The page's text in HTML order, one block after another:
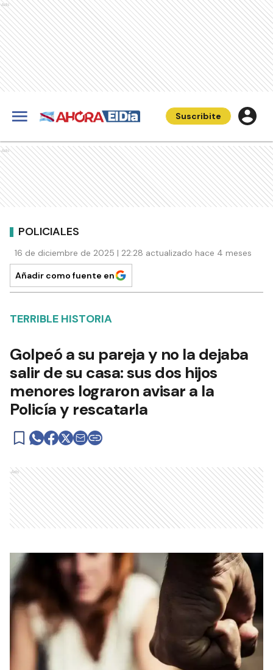
Ads
Suscribite
Ads
POLICIALES
16 de diciembre de 2025 | 22:28 actualizado hace 4 meses
Añadir como fuente en
TERRIBLE HISTORIA
Golpeó a su pareja y no la dejaba
salir de su casa: sus dos hijos
menores lograron avisar a la
Policía y rescatarla
Ads